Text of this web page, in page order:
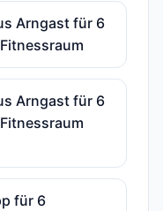
Arngast für 6
Arngast für 6
für 6